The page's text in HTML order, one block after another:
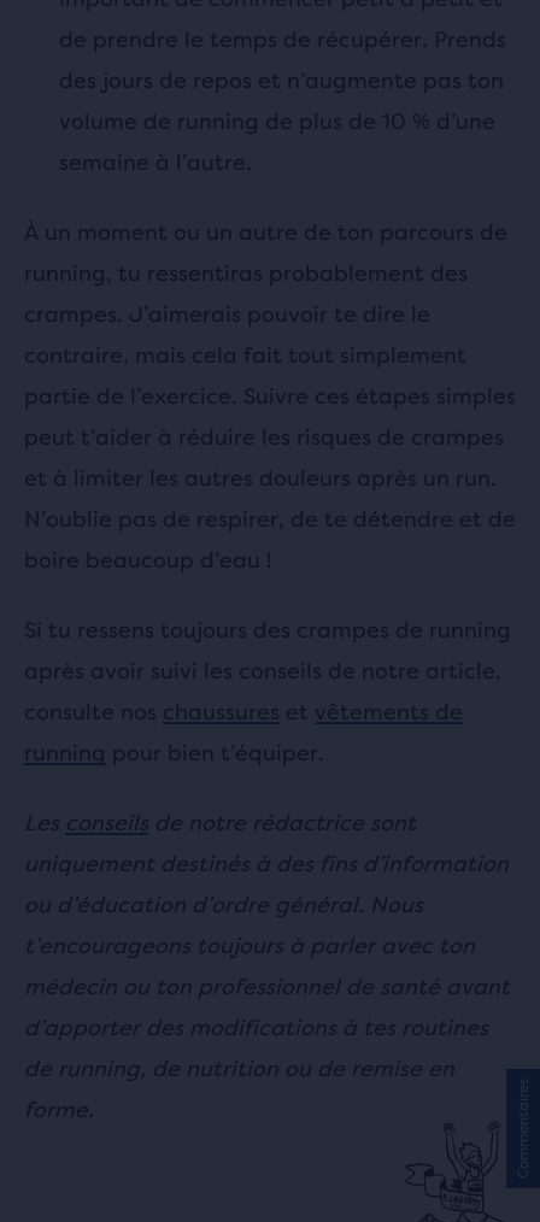
de prendre le temps de récupérer. Prends
des jours de repos et n’augmente pas ton
volume de running de plus de 10 % d’une
semaine à l’autre.
À un moment ou un autre de ton parcours de
running, tu ressentiras probablement des
crampes. J’aimerais pouvoir te dire le
contraire, mais cela fait tout simplement
partie de l’exercice. Suivre ces étapes simples
peut t’aider à réduire les risques de crampes
et à limiter les autres douleurs après un run.
N’oublie pas de respirer, de te détendre et de
boire beaucoup d’eau !
Si tu ressens toujours des crampes de running
après avoir suivi les conseils de notre article,
consulte nos chaussures et vêtements de
running pour bien t’équiper.
Les conseils de notre rédactrice sont
uniquement destinés à des fins d’information
ou d’éducation d’ordre général. Nous
t’encourageons toujours à parler avec ton
médecin ou ton professionnel de santé avant
d’apporter des modifications à tes routines
de running, de nutrition ou de remise en
forme.
Commentaires